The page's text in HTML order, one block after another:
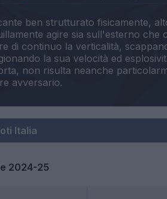
ben strutturato fisicamente,
agire sia sull'esterno che
di continuo la verticalità,
la sua velocità ed
non risulta neanche
2024-25